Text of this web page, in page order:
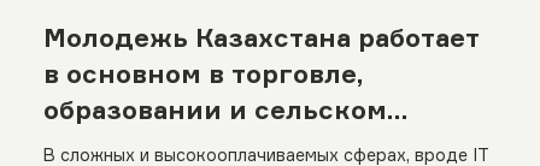
Молодежь Казахстана работает
в основном в торговле,
образовании и сельском
хозяйстве
В сложных и высокооплачиваемых сферах, вроде IT